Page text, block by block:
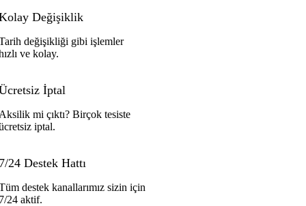
Değişiklik
değişikliği gibi işlemler
ve kolay.
İptal
mi çıktı? Birçok tesiste
iptal.
24 Destek Hattı
destek kanallarımız sizin için
24 aktif.